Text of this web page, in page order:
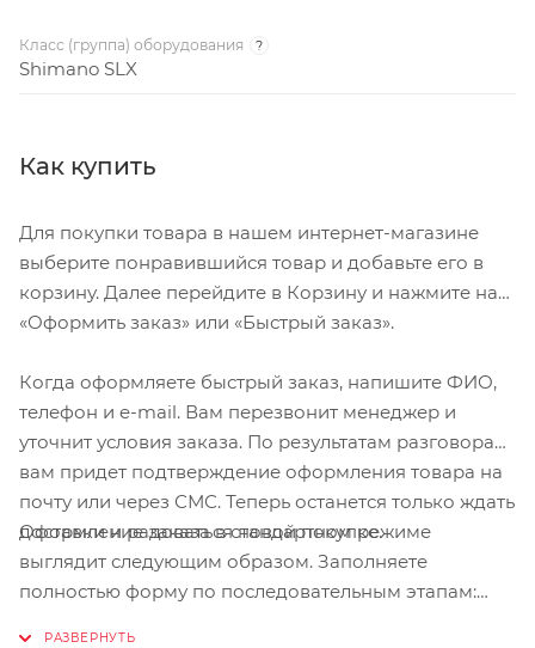
Класс (группа) оборудования ?
Shimano SLX
Как купить
Для покупки товара в нашем интернет-магазине
выберите понравившийся товар и добавьте его в
корзину. Далее перейдите в Корзину и нажмите на
«Оформить заказ» или «Быстрый заказ».
Когда оформляете быстрый заказ, напишите ФИО,
телефон и e-mail. Вам перезвонит менеджер и
уточнит условия заказа. По результатам разговора
вам придет подтверждение оформления товара на
почту или через СМС. Теперь останется только ждать
доставки и радоваться новой покупке.
Оформление заказа в стандартном режиме
выглядит следующим образом. Заполняете
полностью форму по последовательным этапам: